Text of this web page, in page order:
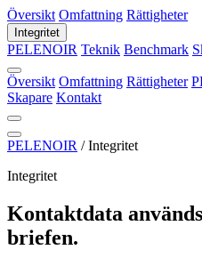
Översikt Omfattning Rättigheter
Integritet
PELENOIR Teknik Benchmark
Översikt Omfattning Rättigheter
Skapare Kontakt
PELENOIR / Integritet
Integritet
Kontaktdata
briefen.